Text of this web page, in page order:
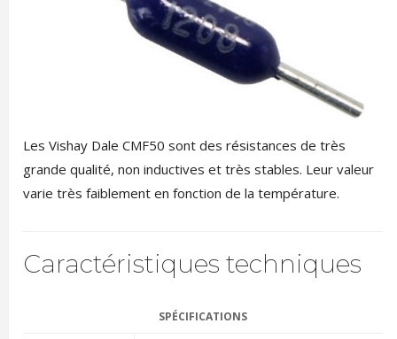
Les Vishay Dale CMF50 sont des résistances de très
grande qualité, non inductives et très stables. Leur valeur
varie très faiblement en fonction de la température.
Caractéristiques techniques
SPÉCIFICATIONS